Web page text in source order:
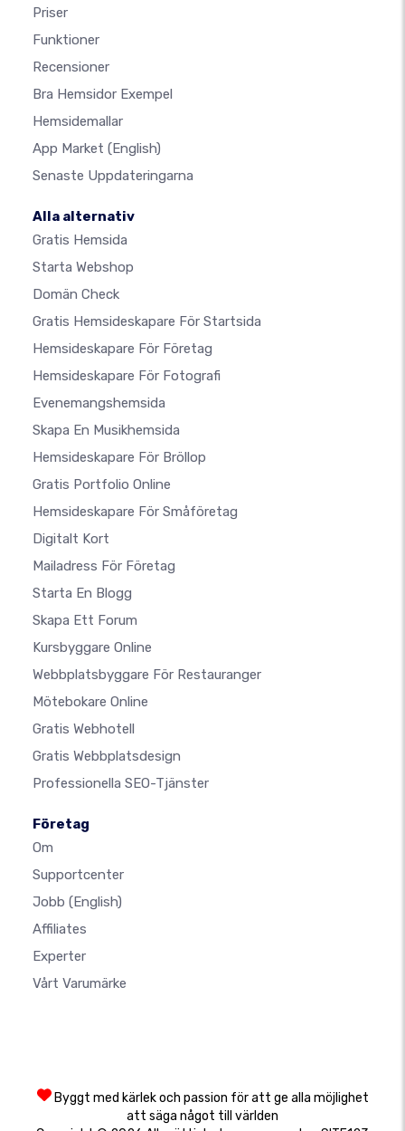
Priser
Funktioner
Recensioner
Bra Hemsidor Exempel
Hemsidemallar
App Market (English)
Senaste Uppdateringarna
Alla alternativ
Gratis Hemsida
Starta Webshop
Domän Check
Gratis Hemsideskapare För Startsida
Hemsideskapare För Företag
Hemsideskapare För Fotografi
Evenemangshemsida
Skapa En Musikhemsida
Hemsideskapare För Bröllop
Gratis Portfolio Online
Hemsideskapare För Småföretag
Digitalt Kort
Mailadress För Företag
Starta En Blogg
Skapa Ett Forum
Kursbyggare Online
Webbplatsbyggare För Restauranger
Mötebokare Online
Gratis Webhotell
Gratis Webbplatsdesign
Professionella SEO-Tjänster
Företag
Om
Supportcenter
Jobb (English)
Affiliates
Experter
Vårt Varumärke
Byggt med kärlek och passion för att ge alla möjlighet
att säga något till världen